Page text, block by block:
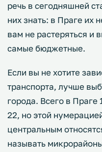
речь в сегодняшней
них знать: в Праге
вам не растеряться и
самые бюджетные.
Если вы не хотите
транспорта, лучше
города. Всего в
22, но этой
центральным
называть